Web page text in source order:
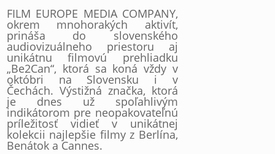
FILM EUROPE MEDIA COMPANY,
okrem mnohorakých aktivít,
prináša do slovenského
audiovizuálneho priestoru aj
unikátnu filmovú prehliadku
„Be2Can“, ktorá sa koná vždy v
októbri na Slovensku i v
Čechách. Výstižná značka, ktorá
je dnes už spoľahlivým
indikátorom pre neopakovateľnú
príležitosť vidieť v unikátnej
kolekcii najlepšie filmy z Berlína,
Benátok a Cannes.